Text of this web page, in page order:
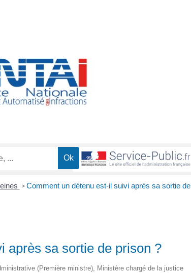
> Comment un détenu est-il suivi après sa sortie de
après sa sortie de prison ?
(Première ministre), Ministère chargé de la justice